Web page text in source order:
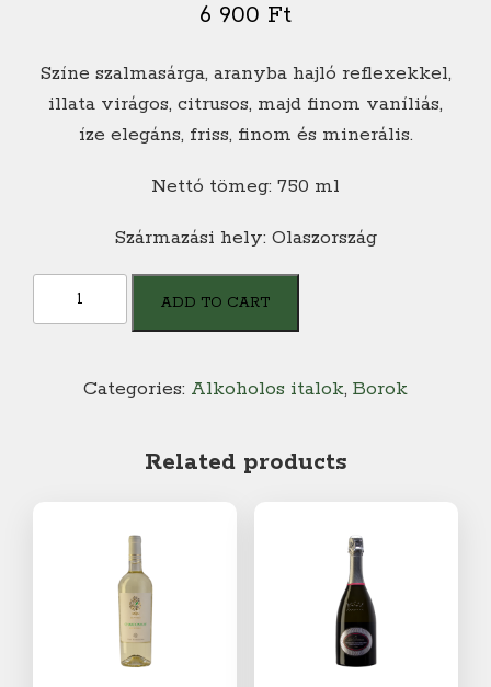
6 900 Ft
Színe szalmasárga, aranyba hajló reflexekkel,
illata virágos, citrusos, majd finom vaníliás,
íze elegáns, friss, finom és minerális.
Nettó tömeg: 750 ml
Származási hely: Olaszország
Bianco
ADD TO CART
Categories: Alkoholos italok, Borok
Related products